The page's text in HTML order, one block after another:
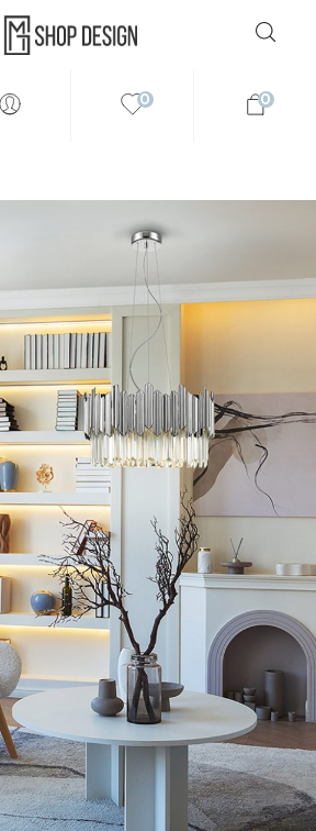
Millions of people around the
world visit Envato to buy and
sell creative assets, use smart
design templates, learn
creative skills or even hire
freelancers. With an industry-
leading marketplace paired
with an unlimited subscription
service, Envato helps creatives
like you get projects done
faster.
About Envato
Careers
0 0